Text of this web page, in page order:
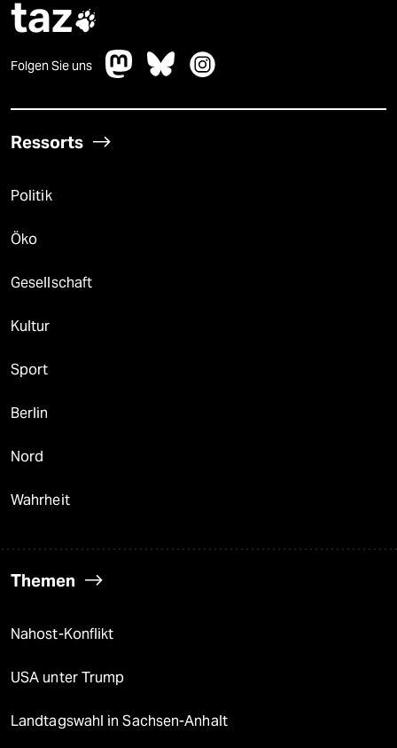
taz
Folgen Sie uns
Ressorts
Politik
Öko
Gesellschaft
Kultur
Sport
Berlin
Nord
Wahrheit
Themen
Nahost-Konflikt
USA unter Trump
Landtagswahl in Sachsen-Anhalt